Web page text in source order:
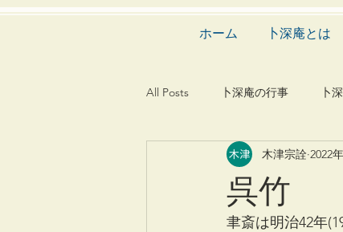
ホーム 卜深庵とは
All Posts 卜深庵の行事 卜
漢詩 俳諧
建築 造園
呉竹
木津宗詮 2022
聿斎は明治42年